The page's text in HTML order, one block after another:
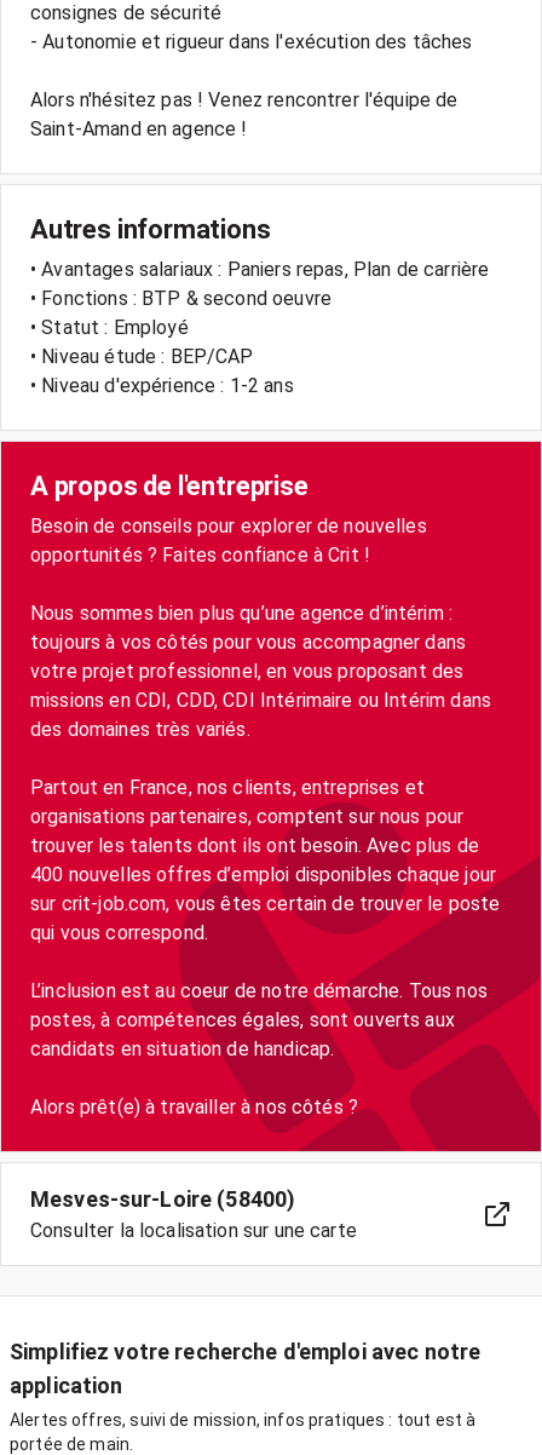
consignes de sécurité
- Autonomie et rigueur dans l'exécution des tâches
Alors n'hésitez pas ! Venez rencontrer l'équipe de
Autres informations
• Avantages salariaux : Paniers repas, Plan de carrière
• Fonctions : BTP & second oeuvre
• Statut : Employé
• Niveau étude : BEP/CAP
• Niveau d'expérience : 1-2 ans
A propos de l'entreprise
Besoin de conseils pour explorer de nouvelles
opportunités ? Faites confiance à Crit !
Nous sommes bien plus qu’une agence d’intérim :
toujours à vos côtés pour vous accompagner dans
votre projet professionnel, en vous proposant des
missions en CDI, CDD, CDI Intérimaire ou Intérim dans
des domaines très variés.
Partout en France, nos clients, entreprises et
organisations partenaires, comptent sur nous pour
trouver les talents dont ils ont besoin. Avec plus de
400 nouvelles offres d’emploi disponibles chaque jour
sur crit-job.com, vous êtes certain de trouver le poste
qui vous correspond.
L’inclusion est au coeur de notre démarche. Tous nos
postes, à compétences égales, sont ouverts aux
candidats en situation de handicap.
Alors prêt(e) à travailler à nos côtés ?
Mesves-sur-Loire (58400)
Consulter la localisation sur une carte
Simplifiez votre recherche d'emploi avec notre
application
Alertes offres, suivi de mission, infos pratiques : tout est à
portée de main.